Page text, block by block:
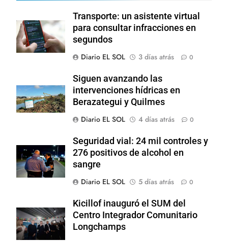
Transporte: un asistente virtual
para consultar infracciones en
segundos
Diario EL SOL
3 días atrás 0
Siguen avanzando las
intervenciones hídricas en
Berazategui y Quilmes
Diario EL SOL
4 días atrás 0
Seguridad vial: 24 mil controles y
276 positivos de alcohol en
sangre
Diario EL SOL
5 días atrás 0
Kicillof inauguró el SUM del
Centro Integrador Comunitario
Longchamps